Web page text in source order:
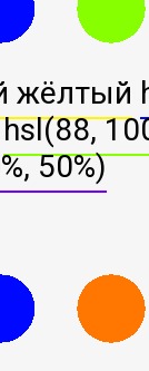
жёлтый
hsl(88,
50%)